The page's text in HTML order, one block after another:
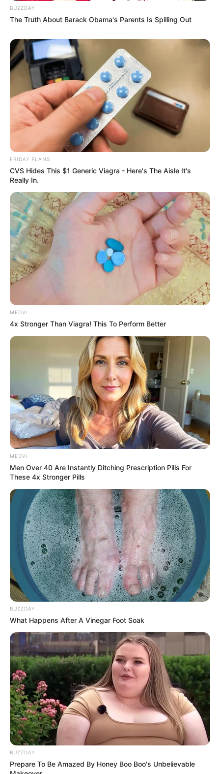
BUZZDAY
The Truth About Barack Obama's Parents Is Spilling Out
FRIDAY PLANS
CVS Hides This $1 Generic Viagra - Here's The Aisle It's
Really In.
MEDVI
4x Stronger Than Viagra! This To Perform Better
MEDVI
Men Over 40 Are Instantly Ditching Prescription Pills For
These 4x Stronger Pills
BUZZDAY
What Happens After A Vinegar Foot Soak
BUZZDAY
Prepare To Be Amazed By Honey Boo Boo's Unbelievable